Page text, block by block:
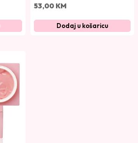
a
r
s
t
i
53,00 KM
Dodaj u košaricu